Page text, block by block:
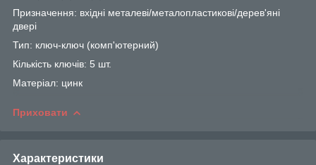
Призначення: вхідні металеві/металопластикові/дерев'яні
двері
Тип: ключ-ключ (комп'ютерний)
Кількість ключів: 5 шт.
Матеріал: цинк
Приховати
Характеристики